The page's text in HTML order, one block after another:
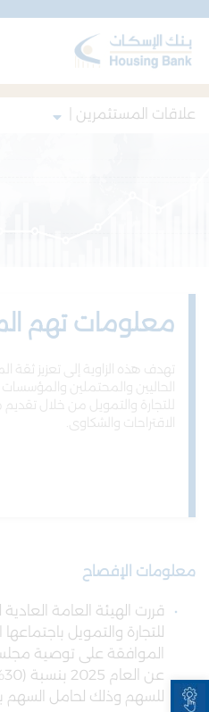
Open toolbar
علاقات المستثمرين |
معلومات تهم
تهدف هذه الزاوية إلى تعزيز ثقة
الحاليين والمحتملين
للتجارة والتمويل من خلال
الاقتراحات والشكاوى.
معلومات الإفصاح
قررت الهيئة العامة
الموافقة على توصية مجلس
للسهم وذلك لحامل السهم بتاريخ 23-